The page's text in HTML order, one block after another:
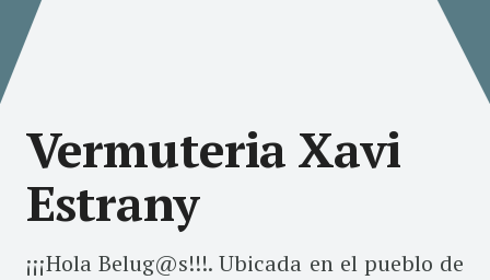
Vermuteria Xavi
Estrany
¡¡¡Hola Belug@s!!!. Ubicada en el pueblo de